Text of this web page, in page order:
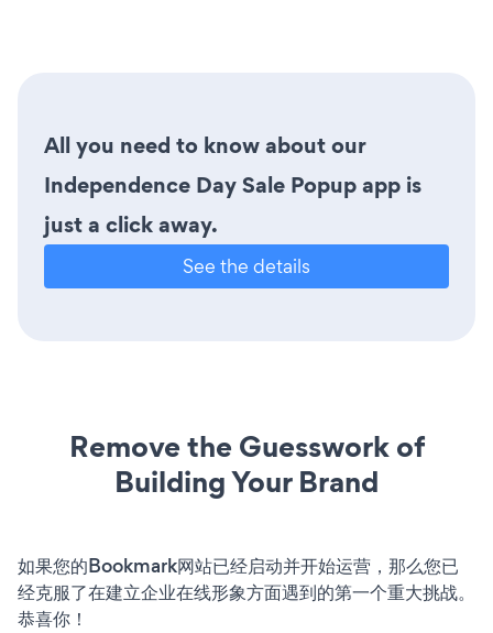
All you need to know about our
Independence Day Sale Popup app is
just a click away.
See the details
Remove the Guesswork of
Building Your Brand
如果您的Bookmark网站已经启动并开始运营，那么您已
经克服了在建立企业在线形象方面遇到的第一个重大挑战。
恭喜你！